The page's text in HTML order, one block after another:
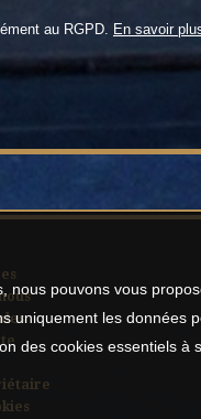
au RGPD. En savoir
nous pouvons vous
uniquement les données
des cookies essentiels à